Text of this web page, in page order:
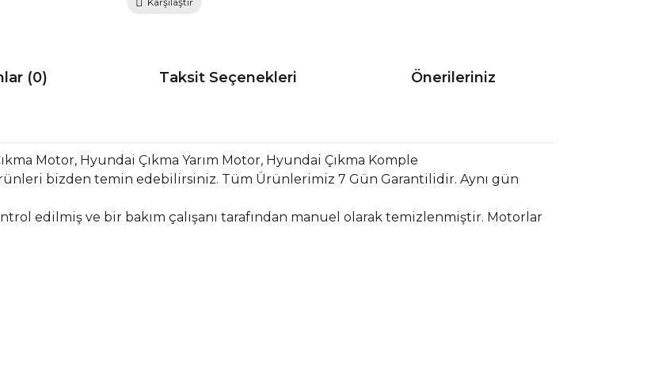
(0) Taksit Seçenekleri Önerileriniz
Motor, Hyundai Çıkma Yarım Motor, Hyundai Çıkma Komple
bizden temin edebilirsiniz. Tüm Ürünlerimiz 7 Gün Garantilidir. Aynı gün
edilmiş ve bir bakım çalışanı tarafından manuel olarak temizlenmiştir. Motorlar
yetersiz gördüğünüz noktaları öneri formunu kullanarak tarafımıza iletebilirsiniz.